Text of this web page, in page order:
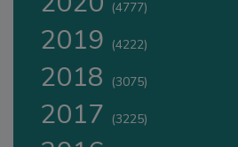
(4777)
2019 (4222)
2018 (3075)
2017 (3225)